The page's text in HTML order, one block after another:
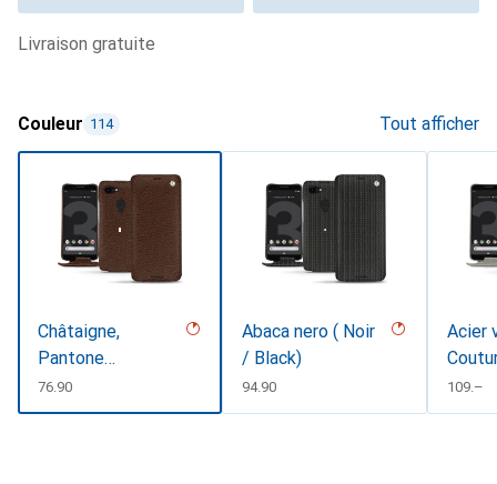
livraison gratuite
Couleur 114 Tout afficher
Châtaigne,
Pantone
#1b1107
CHF
76.90
Abaca nero ( Noir
/ Black)
CHF
94.90
Acier
CHF
109.–